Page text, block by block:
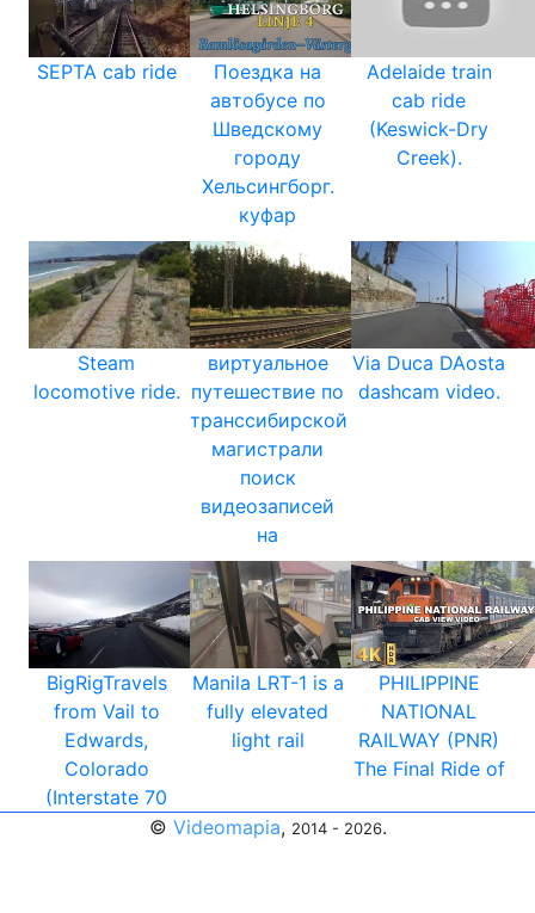
SEPTA cab ride
Поездка на
автобусе по
Шведскому
городу
Хельсингборг.
куфар
Adelaide train
cab ride
(Keswick-Dry
Creek).
Steam
locomotive ride.
виртуальное
путешествие по
транссибирской
магистрали
поиск
видеозаписей
на
Via Duca DAosta
dashcam video.
BigRigTravels
from Vail to
Edwards,
Colorado
(Interstate 70
Manila LRT-1 is a
fully elevated
light rail
PHILIPPINE
NATIONAL
RAILWAY (PNR)
The Final Ride of
© Videomapia, 2014 - 2026.